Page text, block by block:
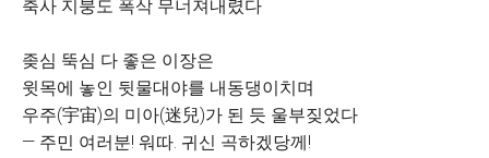
축사 지붕도 폭삭 무너져내렸다
좆심 뚝심 다 좋은 이장은
윗목에 놓인 뒷물대야를 내동댕이치며
우주(宇宙)의 미아(迷兒)가 된 듯 울부짖었다
― 주민 여러분! 워따. 귀신 곡하겠당께!